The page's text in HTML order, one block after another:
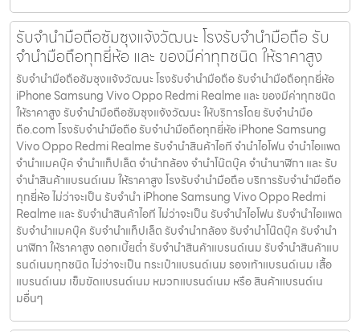
รับจำนำมือถือซัมซุงแจ้งวัฒนะ โรงรับจำนำมือถือ รับ
จำนำมือถือทุกยี่ห้อ และ ของมีค่าทุกชนิด ให้ราคาสูง
รับจำนำมือถือซัมซุงแจ้งวัฒนะ โรงรับจำนำมือถือ รับจำนำมือถือทุกยี่ห้อ
iPhone Samsung Vivo Oppo Redmi Realme และ ของมีค่าทุกชนิด
ให้ราคาสูง รับจำนำมือถือซัมซุงแจ้งวัฒนะ ให้บริการโดย รับจํานํามือ
ถือ.com โรงรับจำนำมือถือ รับจำนำมือถือทุกยี่ห้อ iPhone Samsung
Vivo Oppo Redmi Realme รับจำนำสินค้าไอที จำนำไอโฟน จำนำไอแพด
จำนำแมคบุ๊ค จำนำแท็ปเล็ต จำนำกล้อง จำนำโน๊ตบุ๊ค จำนำนาฬิกา และ รับ
จำนำสินค้าแบรนด์เนม ให้ราคาสูง โรงรับจำนำมือถือ บริการรับจำนำมือถือ
ทุกยี่ห้อ ไม่ว่าจะเป็น รับจำนำ iPhone Samsung Vivo Oppo Redmi
Realme และ รับจำนำสินค้าไอที ไม่ว่าจะเป็น รับจำนำไอโฟน รับจำนำไอแพด
รับจำนำแมคบุ๊ค รับจำนำแท็ปเล็ต รับจำนำกล้อง รับจำนำโน๊ตบุ๊ค รับจำนำ
นาฬิกา ให้ราคาสูง ดอกเบี้ยต่ำ รับจำนำสินค้าแบรนด์เนม รับจำนำสินค้าแบ
รนด์เนมทุกชนิด ไม่ว่าจะเป็น กระเป๋าแบรนด์เนม รองเท้าแบรนด์เนม เสื้อ
แบรนด์เนม เข็มขัดแบรนด์เนม หมวกแบรนด์เนม หรือ สินค้าแบรนด์เน
มอื่นๆ